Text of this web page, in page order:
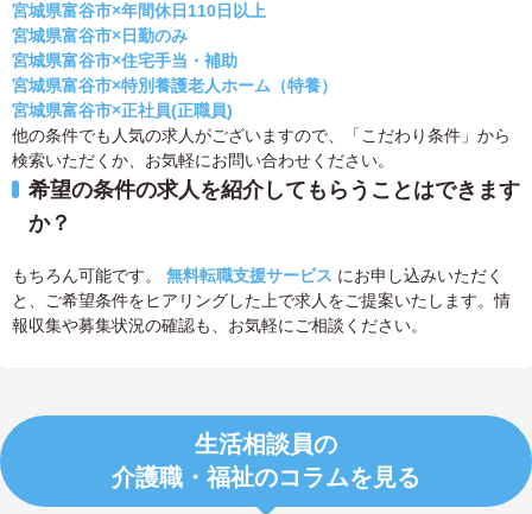
宮城県富谷市×年間休日110日以上
宮城県富谷市×日勤のみ
宮城県富谷市×住宅手当・補助
宮城県富谷市×特別養護老人ホーム（特養）
宮城県富谷市×正社員(正職員)
他の条件でも人気の求人がございますので、「こだわり条件」から
検索いただくか、お気軽にお問い合わせください。
希望の条件の求人を紹介してもらうことはできます
か？
もちろん可能です。 無料転職支援サービス にお申し込みいただく
と、ご希望条件をヒアリングした上で求人をご提案いたします。情
報収集や募集状況の確認も、お気軽にご相談ください。
生活相談員の
介護職・福祉のコラムを見る